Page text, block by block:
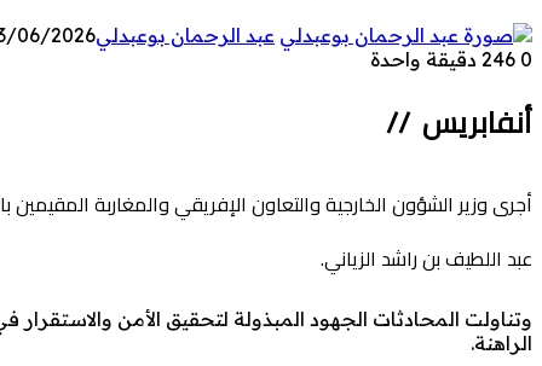
عبد الرحمان بوعبدلي06/2026
0
دقيقة واحدة
أنفابريس //
أجرى وزير الشؤون الخارجية والتعاون الإفريقي والمغاربة المقيمين
عبد اللطيف بن راشد الزياني.
وتناولت المحادثات الجهود المبذولة لتحقيق الأمن
الراهنة.